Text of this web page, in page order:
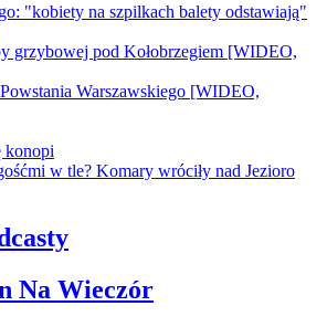
"kobiety na szpilkach balety odstawiają"
grzybowej pod Kołobrzegiem [WIDEO,
Warszawskiego [WIDEO,
konopi
w tle? Komary wróciły nad Jezioro
Na Wieczór